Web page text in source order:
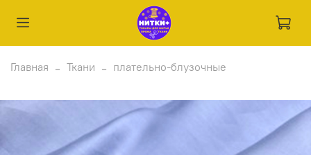
Главная Ткани плательно-блузочные